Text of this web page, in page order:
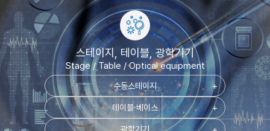
스테이지, 테이블, 광학기기
Stage / Table / Optical equipment
수동스테이지 add
테이블·베이스 add